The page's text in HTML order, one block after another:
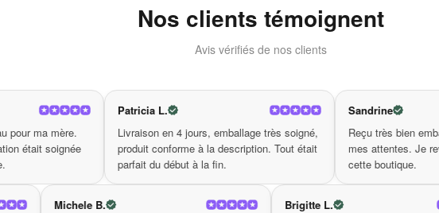
plaisir à chaque utilisation. À vous les soirées cocooning à la maison
de recharger votre énergie et votre éclat à n’importe quel
révélez un nouveau lumineux, et sentez-vous aussi rafraîchie que
Nos clients témoignent
Avis vérifiés de nos clients
Patricia L.
Livraison en 4 jours, emballage très soigné,
produit conforme à la description. Tout était
parfait du début à la fin.
Sandrine
Reçu très bien emballé. La qualité
mes attentes. Je reviendrai commander